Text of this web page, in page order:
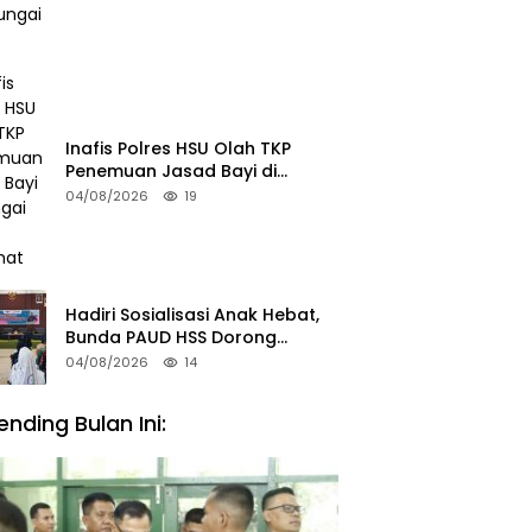
Inafis Polres HSU Olah TKP
Penemuan Jasad Bayi di
Sungai Desa Keramat
04/08/2026 19
Hadiri Sosialisasi Anak Hebat,
Bunda PAUD HSS Dorong
Pelajar Terapkan Kebiasaan
04/08/2026 14
Bulan Ini: